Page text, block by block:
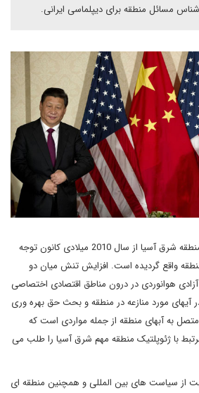
مسائل منطقه برای دیپلماسی ایرانی.
ژئوپلتیک منطقه شرق آسیا از سال 2010 میلادی کانون توجه
واقع گردیده است. افزایش تنش میان دو
هوانوردی در درون مناطق اقتصادی اختصاصی
آیهای مورد منازعه در منطقه و بحث حق بهره وری
به آبهای منطقه از جمله مواردی است که
با ژئوپلتیک منطقه مهم شرق آسیا را طلب می
از سیاست های بین المللی و همچنین منطقه ای